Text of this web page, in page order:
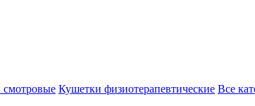
Кушетки физиотерапевтические Все